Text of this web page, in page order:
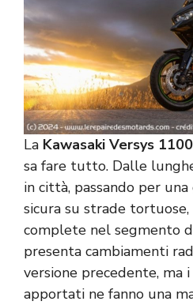
La Kawasaki Versys
sa fare tutto. Dalle
in città, passando per
sicura su strade
complete nel segmento
presenta cambiamenti
versione precedente, ma
apportati ne fanno una